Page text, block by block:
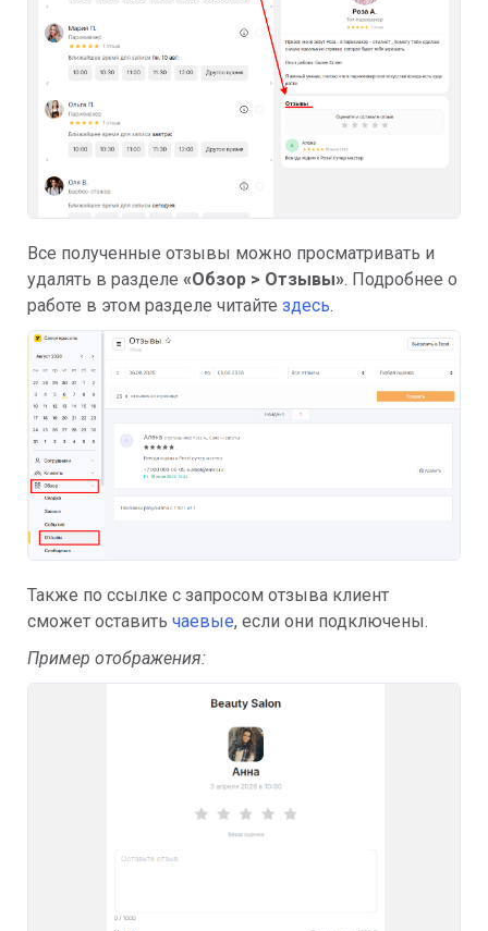
Все полученные отзывы можно просматривать и
удалять в разделе «Обзор > Отзывы». Подробнее о
работе в этом разделе читайте здесь.
Также по ссылке с запросом отзыва клиент
сможет оставить чаевые, если они подключены.
Пример отображения: